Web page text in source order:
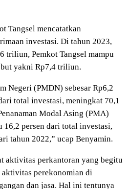
Tangsel mencatatkan
investasi. Di tahun 2023,
triliun, Pemkot Tangsel mampu
yakni Rp7,4 triliun.
Negeri (PMDN) sebesar Rp6,2
total investasi, meningkat 70,1
Modal Asing (PMA)
16,2 persen dari total investasi,
tahun 2022,” ucap Benyamin.
aktivitas perkantoran yang begitu
perekonomian di
dan jasa. Hal ini tentunya